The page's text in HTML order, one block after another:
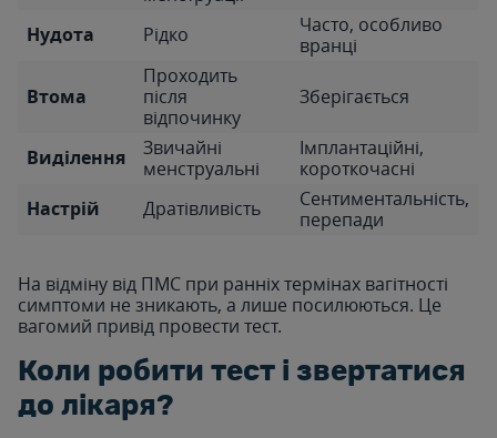
Нудота Рідко
Часто, особливо
вранці
Втома
Проходить
після
відпочинку
Зберігається
Виділення
Звичайні
менструальні
Імплантаційні,
короткочасні
Настрій
Дратівливість
Сентиментальність,
перепади
На відміну від ПМС при ранніх термінах вагітності
симптоми не зникають, а лише посилюються. Це
вагомий привід провести тест.
Коли робити тест і звертатися
до лікаря?